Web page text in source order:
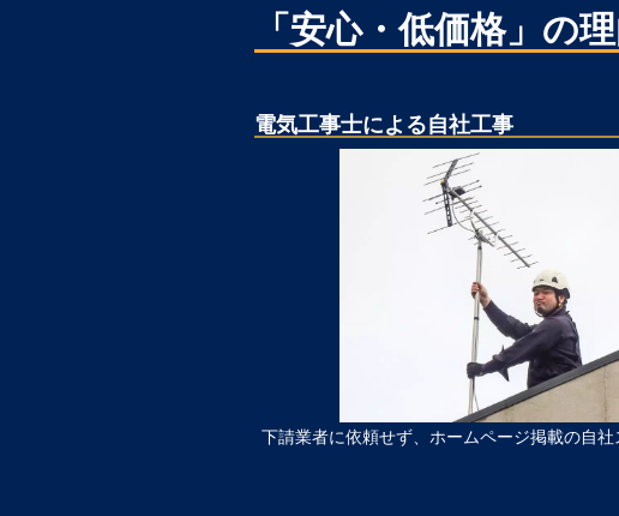
「安心・低価格」の
電気工事士による自社工事
下請業者に依頼せず、ホームページ掲載の自社